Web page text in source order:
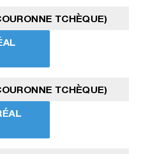
TCHÈQUE)
TCHÈQUE)